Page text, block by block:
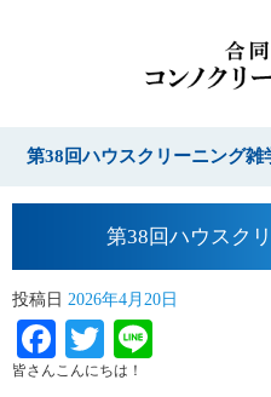
第38回ハウスクリーニング雑
第38回ハウスク
投稿日 2026年4月20日
Facebook
Twitter
皆さんこんにちは！